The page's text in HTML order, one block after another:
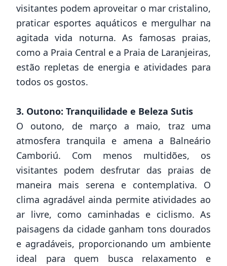
visitantes podem aproveitar o mar cristalino,
praticar esportes aquáticos e mergulhar na
agitada vida noturna. As famosas praias,
como a Praia Central e a Praia de Laranjeiras,
estão repletas de energia e atividades para
todos os gostos.
3. Outono: Tranquilidade e Beleza Sutis
O outono, de março a maio, traz uma
atmosfera tranquila e amena a Balneário
Camboriú. Com menos multidões, os
visitantes podem desfrutar das praias de
maneira mais serena e contemplativa. O
clima agradável ainda permite atividades ao
ar livre, como caminhadas e ciclismo. As
paisagens da cidade ganham tons dourados
e agradáveis, proporcionando um ambiente
ideal para quem busca relaxamento e